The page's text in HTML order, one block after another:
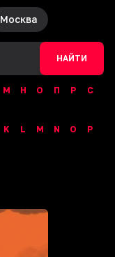
Москва
НАЙТИ
М Н О П Р
С
K L M N O
P